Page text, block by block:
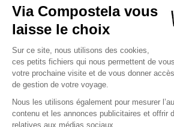
JE DÉCOUVRE
Copyright © 2026 Via